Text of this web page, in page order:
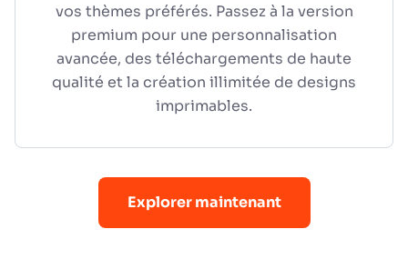
vos thèmes préférés. Passez à la version
premium pour une personnalisation
avancée, des téléchargements de haute
qualité et la création illimitée de designs
imprimables.
Explorer maintenant